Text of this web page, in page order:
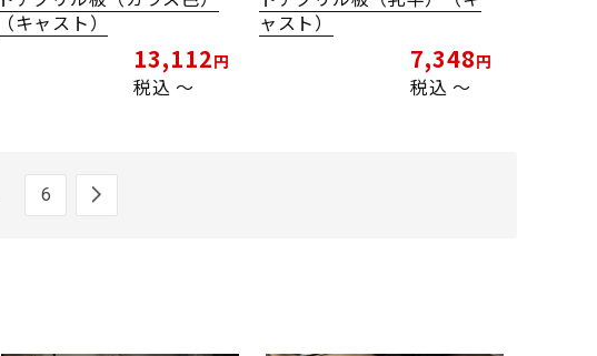
6
（キャスト）
13,112
税込 〜
ャスト）
7,348
税込 〜